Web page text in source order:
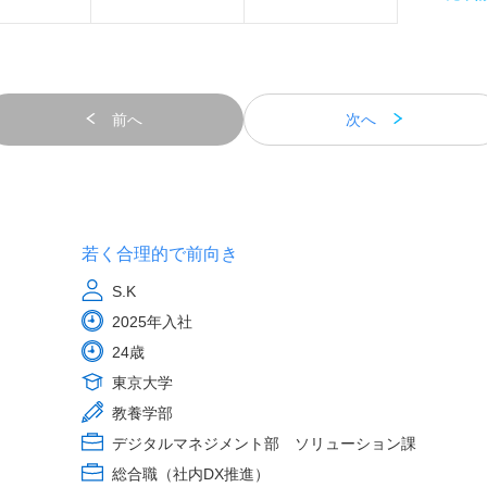
前へ 次へ
若く合理的で前向き
S.K
2025年入社
24歳
東京大学
教養学部
デジタルマネジメント部 ソリューション課
総合職（社内DX推進）